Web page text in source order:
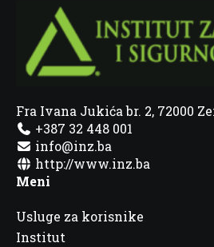
Fra Ivana Jukića br. 2, 72000
+387 32 448 001
info@inz.ba
http://www.inz.ba
Meni
Usluge za korisnike
Institut